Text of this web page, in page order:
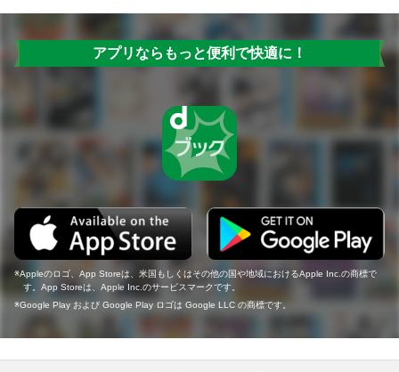
アプリならもっと便利で快適に！
Appleのロゴ、App Storeは、米国もしくはその他の国や地域におけるApple Inc.の商標で
す。App Storeは、Apple Inc.のサービスマークです。
Google Play および Google Play ロゴは Google LLC の商標です。